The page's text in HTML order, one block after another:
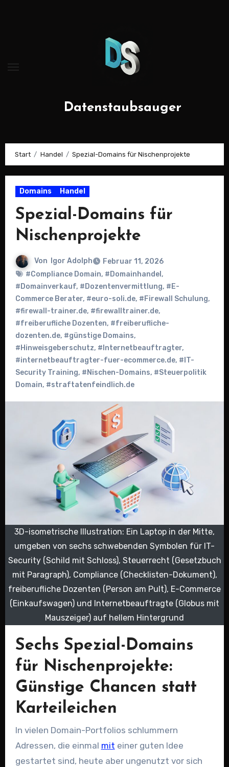
Datenstaubsauger
Start Handel Spezial-Domains für Nischenprojekte
Domains Handel
Spezial-Domains für
Nischenprojekte
Von Igor Adolph
Februar 11, 2026
#Compliance Domain, #Domainhandel ,
#Domainverkauf, #Dozentenvermittlung, #E-
Commerce Berater, #euro-soli.de, #Firewall Schulung,
#firewall-trainer.de, #firewalltrainer.de,
#freiberufliche Dozenten, #freiberufliche-
dozenten.de, #günstige Domains,
#Hinweisgeberschutz, #Internetbeauftragter,
#internetbeauftragter-fuer-ecommerce.de, #IT-
Security Training, #Nischen-Domains, #Steuerpolitik
Domain, #straftatenfeindlich.de
3D-isometrische Illustration: Ein Laptop in der Mitte,
umgeben von sechs schwebenden Symbolen für IT-
Security (Schild mit Schloss), Steuerrecht (Gesetzbuch
mit Paragraph), Compliance (Checklisten-Dokument),
freiberufliche Dozenten (Person am Pult), E-Commerce
(Einkaufswagen) und Internetbeauftragte (Globus mit
Mauszeiger) auf hellem Hintergrund
Sechs Spezial-Domains
für Nischenprojekte:
Günstige Chancen statt
Karteileichen
In vielen Domain-Portfolios schlummern
Adressen, die einmal mit einer guten Idee
gestartet sind, heute aber ungenutzt vor sich